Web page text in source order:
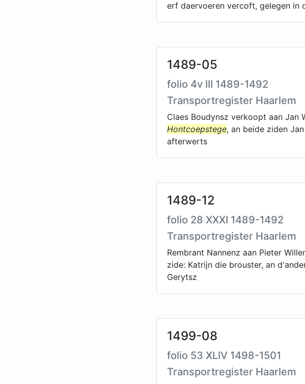
erf daervoeren vercoft, gelegen in
1489-05
folio 4v III 1489-1492
Transportregister Haarlem
Claes Boudynsz verkoopt aan Jan
Hontcoepstege, an beide ziden
afterwerts
1489-12
folio 28 XXXI 1489-1492
Transportregister Haarlem
Rembrant Nannenz aan Pieter
zide: Katrijn die brouster, an
Gerytsz
1499-08
folio 53 XLIV 1498-1501
Transportregister Haarlem